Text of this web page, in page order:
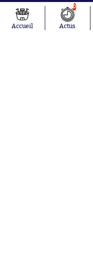
Loïs Openda
Moussa
Niakhaté
FIFA
RC
AC
Accueil
0
Actus